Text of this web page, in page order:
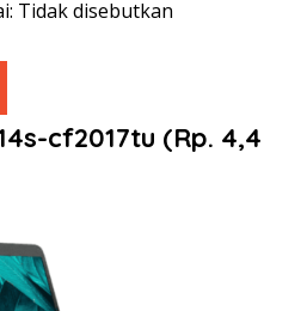
Tidak disebutkan
cf2017tu (Rp. 4,4